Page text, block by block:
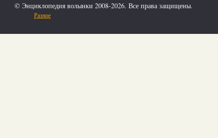
© Энциклопедия волынки 2008-2026. Все права защищены.
Разное